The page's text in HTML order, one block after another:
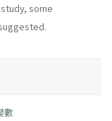
some
數